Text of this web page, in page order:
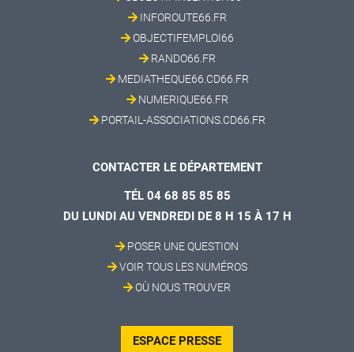
INFOROUTE66.FR
OBJECTIFEMPLOI66
RANDO66.FR
MEDIATHEQUE66.CD66.FR
NUMERIQUE66.FR
PORTAIL-ASSOCIATIONS.CD66.FR
CONTACTER LE DÉPARTEMENT
TÉL 04 68 85 85 85
DU LUNDI AU VENDREDI DE 8 H 15 À 17 H
POSER UNE QUESTION
VOIR TOUS LES NUMÉROS
OÙ NOUS TROUVER
ESPACE PRESSE